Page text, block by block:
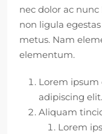
nec dolor ac
non ligula
metus. Nam
elementum.
Lorem ipsum
adipiscing elit.
Aliquam
Lorem